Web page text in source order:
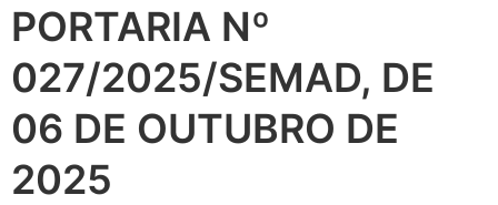
PORTARIA Nº
027/2025/SEMAD, DE
06 DE OUTUBRO DE
2025